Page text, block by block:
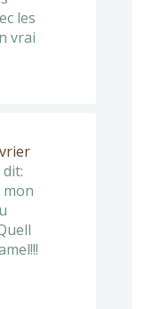
les
vrai
dit:
mon